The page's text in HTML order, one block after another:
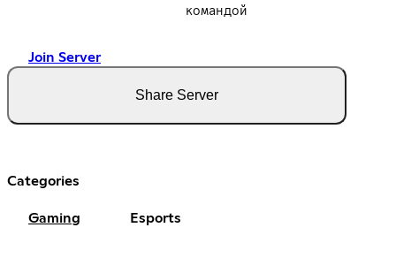
командой
Join Server
Share Server
Categories
Gaming Esports